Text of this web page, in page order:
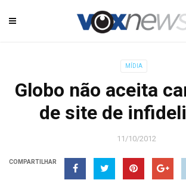
MÍDIA
Globo não aceita
de site de
11/10/2012
COMPARTILHAR